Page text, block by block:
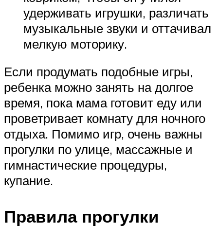
удерживать игрушки, различать
музыкальные звуки и оттачивал
мелкую моторику.
Если продумать подобные игры,
ребенка можно занять на долгое
время, пока мама готовит еду или
проветривает комнату для ночного
отдыха. Помимо игр, очень важны
прогулки по улице, массажные и
гимнастические процедуры,
купание.
Правила прогулки